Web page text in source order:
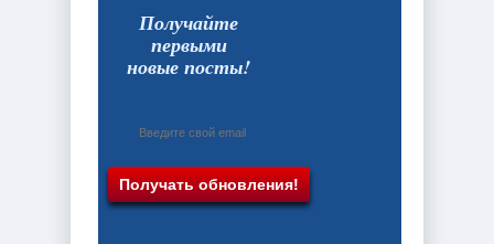
Получайте
первыми
новые посты!